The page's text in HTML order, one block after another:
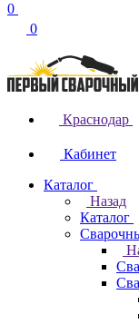
0
0
Краснодар
Кабинет
Каталог
Назад
Каталог